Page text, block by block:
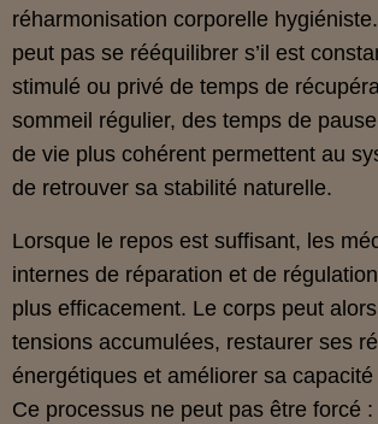
réharmonisation corporelle
peut pas se rééquilibrer s’il est
stimulé ou privé de temps de
sommeil régulier, des temps de
de vie plus cohérent permettent au
de retrouver sa stabilité naturelle.
Lorsque le repos est suffisant, les
internes de réparation et de
plus efficacement. Le corps peut
tensions accumulées, restaurer ses
énergétiques et améliorer sa capacité
Ce processus ne peut pas être forcé